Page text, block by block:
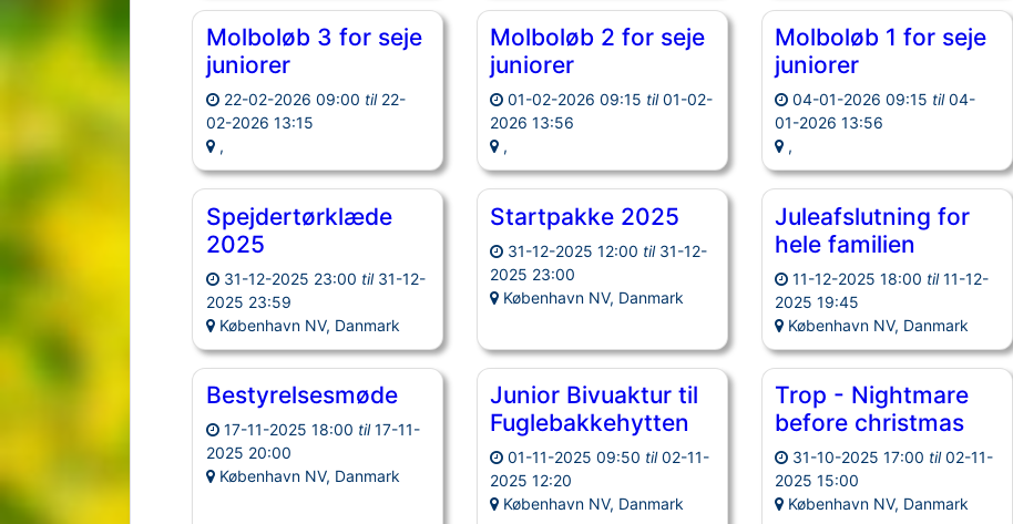
Molboløb 3 for seje
juniorer
22-02-2026 09:00 til 22-
02-2026 13:15
,
Molboløb 2 for seje
juniorer
01-02-2026 09:15 til 01-02-
2026 13:56
,
Molboløb 1 for seje
juniorer
04-01-2026 09:15 til 04-
01-2026 13:56
,
Spejdertørklæde
2025
31-12-2025 23:00 til 31-12-
2025 23:59
København NV, Danmark
Startpakke 2025
31-12-2025 12:00 til 31-12-
2025 23:00
København NV, Danmark
Juleafslutning for
hele familien
11-12-2025 18:00 til 11-12-
2025 19:45
København NV, Danmark
Bestyrelsesmøde
17-11-2025 18:00 til 17-11-
2025 20:00
København NV, Danmark
Junior Bivuaktur til
Fuglebakkehytten
01-11-2025 09:50 til 02-11-
2025 12:20
København NV, Danmark
Trop - Nightmare
before christmas
31-10-2025 17:00 til 02-11-
2025 15:00
København NV, Danmark